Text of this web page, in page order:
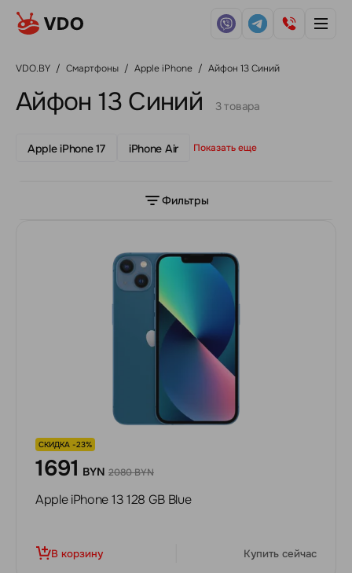
VDO.BY / Смартфоны / Apple iPhone / Айфон 13 Синий
Айфон 13 Синий 3 товара
Apple iPhone 17 iPhone Air Показать еще
Фильтры
СКИДКА -23%
1691 BYN 2080 BYN
Apple iPhone 13 128 GB Blue
В корзину Купить сейчас